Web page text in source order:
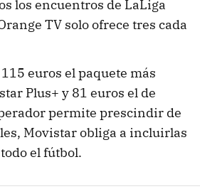
los encuentros de LaLiga
TV solo ofrece tres cada
115 euros el paquete más
Plus+ y 81 euros el de
permite prescindir de
Movistar obliga a incluirlas
el fútbol.